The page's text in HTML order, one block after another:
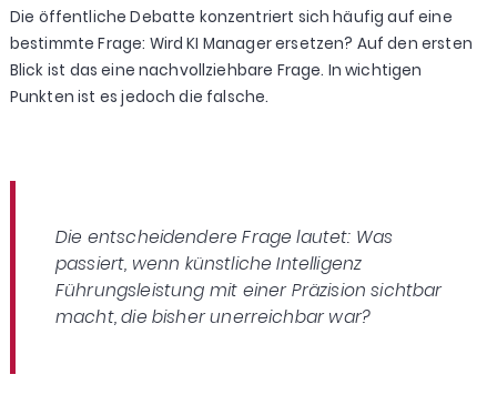
Die öffentliche Debatte konzentriert sich häufig auf eine
bestimmte Frage: Wird KI Manager ersetzen? Auf den ersten
Blick ist das eine nachvollziehbare Frage. In wichtigen
Punkten ist es jedoch die falsche.
Die entscheidendere Frage lautet: Was
passiert, wenn künstliche Intelligenz
Führungsleistung mit einer Präzision sichtbar
macht, die bisher unerreichbar war?